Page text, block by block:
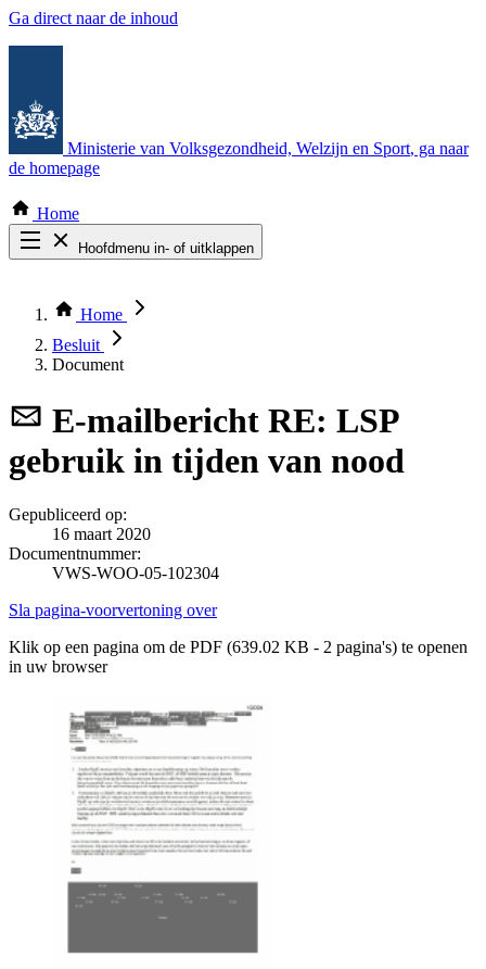
Ga direct naar de inhoud
Ministerie van Volksgezondheid, Welzijn en Sport, ga naar
de homepage
Home
Hoofdmenu in- of uitklappen
Thema COVID-19
Bekijk per bestuursorgaan
Home
Besluit
Document
E-mailbericht RE: LSP
gebruik in tijden van nood
Gepubliceerd op:
16 maart 2020
Documentnummer:
VWS-WOO-05-102304
Sla pagina-voorvertoning over
Klik op een pagina om de PDF (639.02 KB - 2 pagina's) te openen
in uw browser